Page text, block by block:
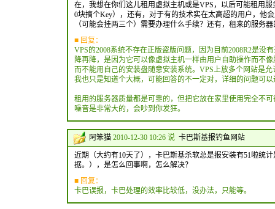
在，我想在你们这儿租用虚拟主机或是VPS，以后可能租用
0块搞个Key），还有，对于有的技术实在太高超的用户，他
（可能会挂两三个）需要办理什么手续？还有，租来的服务
■ 回复：
VPS的2008系统不存在正版盗版问题，因为目前2008R2是没
降再降，是因为它可以像虚拟主机一样由用户自助操作而不
而不能用自己的安装盘随意安装系统。VPS上放多个网站是
我也只是知道个大概，可能回答的不一定对，详细的问题可
租用的服务器质量都是可靠的，但把它放在家里使用完全不
噪音是非常大的，会吵到你发狂。
阿笨猫 2010-12-30 10:26 说 卡巴斯基报钓鱼网站
近期（大约有10天了），卡巴斯基杀软总是报安装有51啦统
据。），是怎么回事啊，怎么解决？
■ 回复：
卡巴误报，卡巴处理的效率比较低，没办法，只能等。